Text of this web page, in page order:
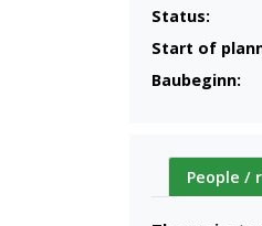
Status:
Start of
Baubeginn:
People /